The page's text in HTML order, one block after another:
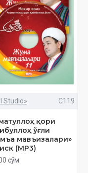
Studio» C119
қори
ўғли
мавъизалари»
(МР3)
сўм